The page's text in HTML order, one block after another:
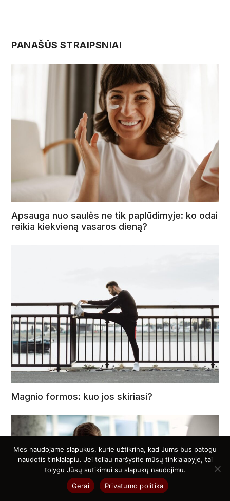
PANAŠŪS STRAIPSNIAI
Apsauga nuo saulės ne tik paplūdimyje: ko odai
reikia kiekvieną vasaros dieną?
Magnio formos: kuo jos skiriasi?
Mes naudojame slapukus, kurie užtikrina, kad Jums bus patogu
naudotis tinklalapiu. Jei toliau naršysite mūsų tinklalapyje, tai
tolygu Jūsų sutikimui su slapukų naudojimu.
Gerai
Privatumo politika